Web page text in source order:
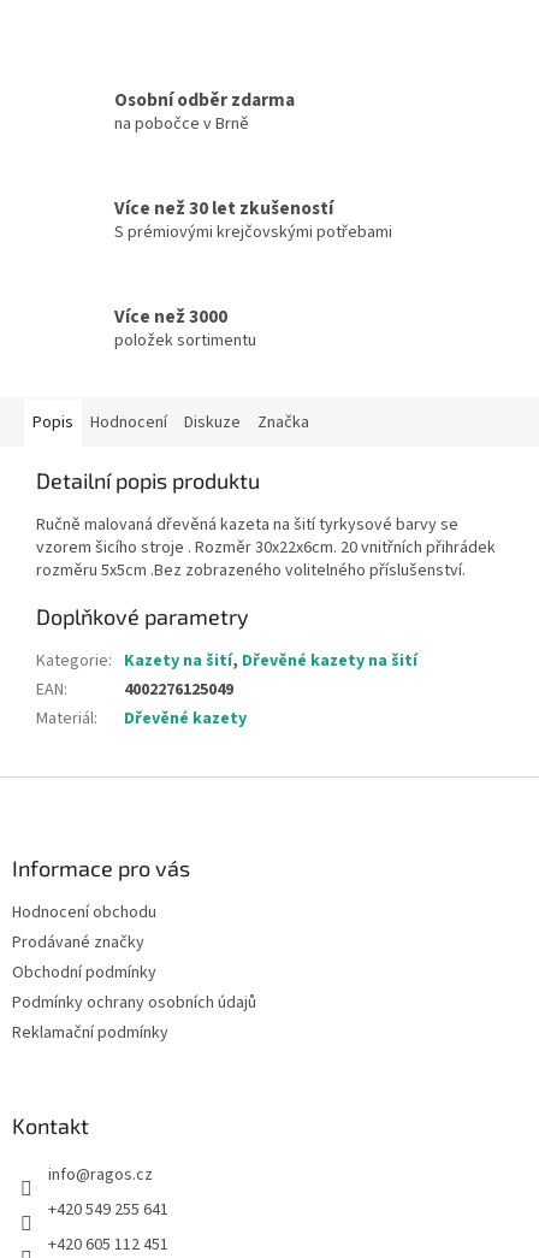
Osobní odběr zdarma
na pobočce v Brně
Více než 30 let zkušeností
S prémiovými krejčovskými potřebami
Více než 3000
položek sortimentu
Popis Hodnocení Diskuze Značka
Detailní popis produktu
Ručně malovaná dřevěná kazeta na šití tyrkysové barvy se
vzorem šicího stroje . Rozměr 30x22x6cm. 20 vnitřních přihrádek
rozměru 5x5cm .Bez zobrazeného volitelného příslušenství.
Doplňkové parametry
Kategorie: Kazety na šití, Dřevěné kazety na šití
EAN:
4002276125049
Materiál: Dřevěné kazety
Informace pro vás
Hodnocení obchodu
Prodávané značky
Obchodní podmínky
Podmínky ochrany osobních údajů
Reklamační podmínky
Kontakt
info@ragos.cz
+420 549 255 641
+420 605 112 451